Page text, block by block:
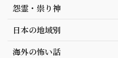
怨霊・祟り神
日本の地域別
海外の怖い話